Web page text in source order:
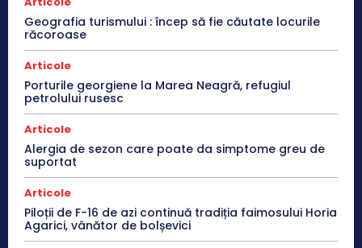
Geografia turismului : încep să fie căutate locurile
răcoroase
Articole
Porturile georgiene la Marea Neagră, refugiul
petrolului rusesc
Articole
Alergia de sezon care poate da simptome greu de
suportat
Articole
Piloții de F-16 de azi continuă tradiția faimosului Horia
Agarici, vânător de bolșevici